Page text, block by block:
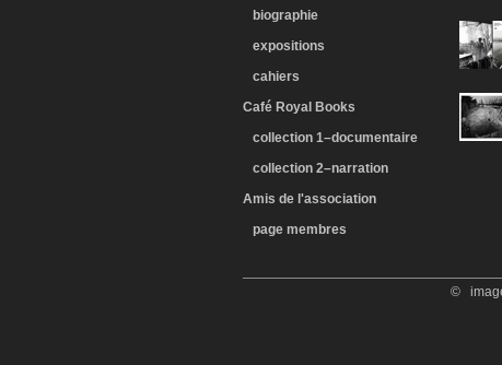
biographie
expositions
cahiers
Café Royal Books
collection 1–documentaire
collection 2–narration
Amis de l'association
page membres
©